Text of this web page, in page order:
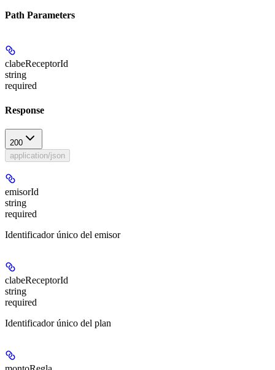
Path Parameters
clabeReceptorId
string
required
Response
200
application/json
emisorId
string
required
Identificador único del emisor
clabeReceptorId
string
required
Identificador único del plan